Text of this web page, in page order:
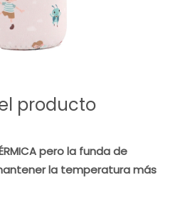
producto
pero la funda de
la temperatura más